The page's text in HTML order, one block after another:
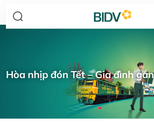
Hòa nhịp đón Tết – Gia đình